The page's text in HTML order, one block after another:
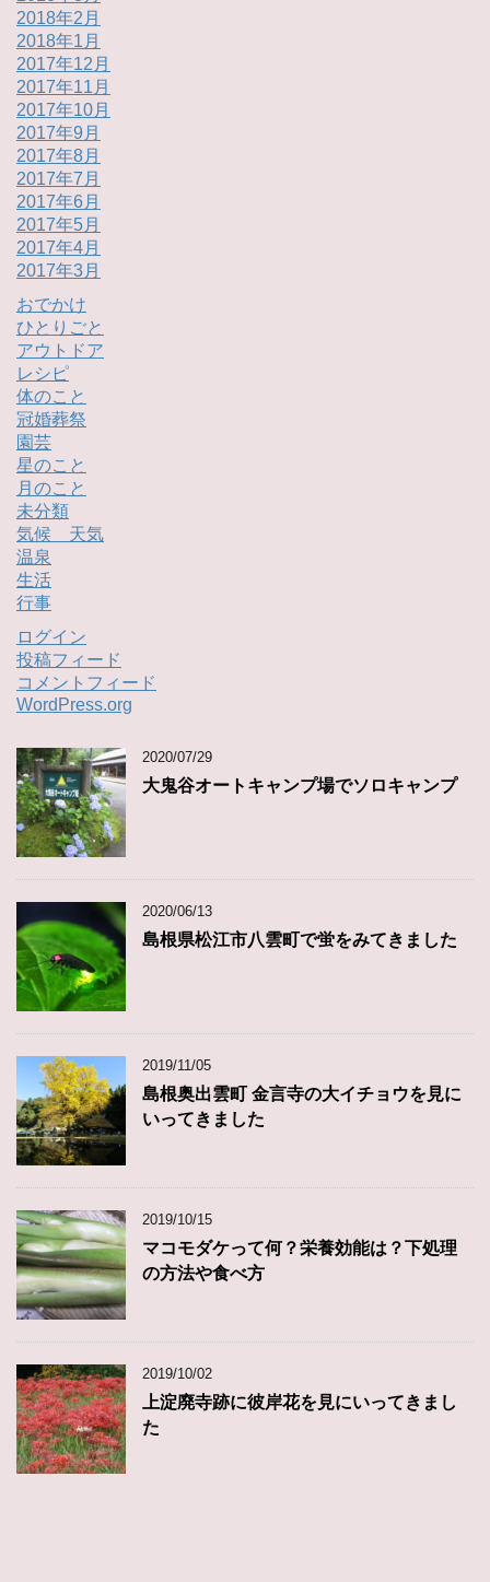
2018年2月
2018年1月
2017年12月
2017年11月
2017年10月
2017年9月
2017年8月
2017年7月
2017年6月
2017年5月
2017年4月
2017年3月
おでかけ
ひとりごと
アウトドア
レシピ
体のこと
冠婚葬祭
園芸
星のこと
月のこと
未分類
気候 天気
温泉
生活
行事
ログイン
投稿フィード
コメントフィード
WordPress.org
2020/07/29
大鬼谷オートキャンプ場でソロキャンプ
2020/06/13
島根県松江市八雲町で蛍をみてきました
2019/11/05
島根奥出雲町 金言寺の大イチョウを見に
いってきました
2019/10/15
マコモダケって何？栄養効能は？下処理
の方法や食べ方
2019/10/02
上淀廃寺跡に彼岸花を見にいってきまし
た